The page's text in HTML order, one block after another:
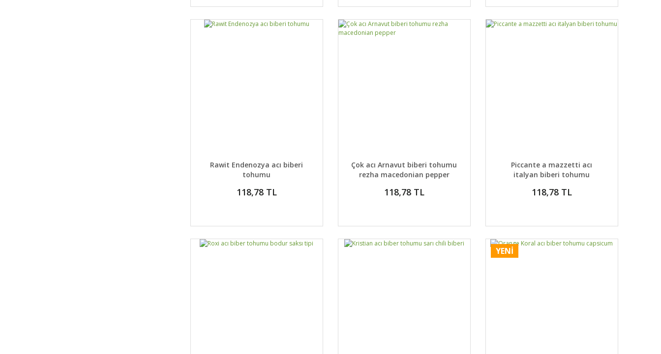
DETAYLAR SEPETE EKLE
Rawit Endenozya acı biberi
tohumu
118,78 TL
DETAYLAR SEPETE EKLE
Çok acı Arnavut biberi tohumu
rezha macedonian pepper
118,78 TL
DETAYLAR SEPETE EKLE
Piccante a mazzetti acı
italyan biberi tohumu
118,78 TL
YENİ